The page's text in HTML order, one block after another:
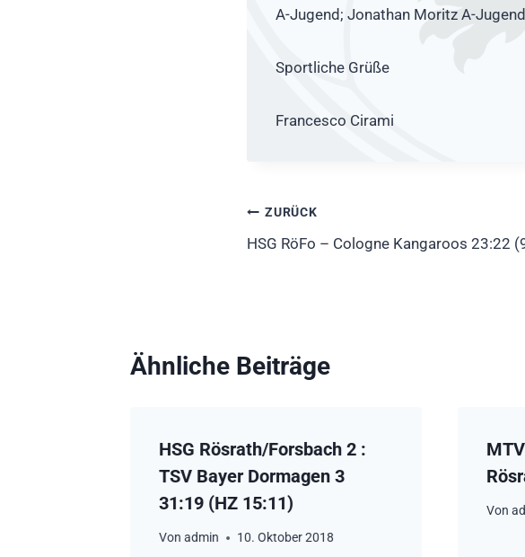
A-Jugend; Jonathan Moritz A-
Sportliche Grüße
Francesco Cirami
Beitragsnavigation
ZURÜCK
HSG RöFo – Cologne Kangaroos 23:22
Ähnliche Beiträge
HSG Rösrath/Forsbach 2 :
TSV Bayer Dormagen 3
31:19 (HZ 15:11)
Von admin 10. Oktober 2018
Von